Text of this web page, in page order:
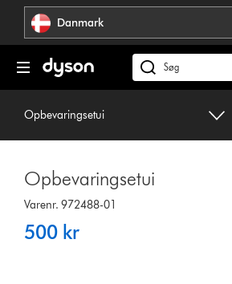
Spring
navigation
Danmark
Søg
på
Opbevaringsetui
Opbevaringsetui
Varenr. 972488-01
500 kr